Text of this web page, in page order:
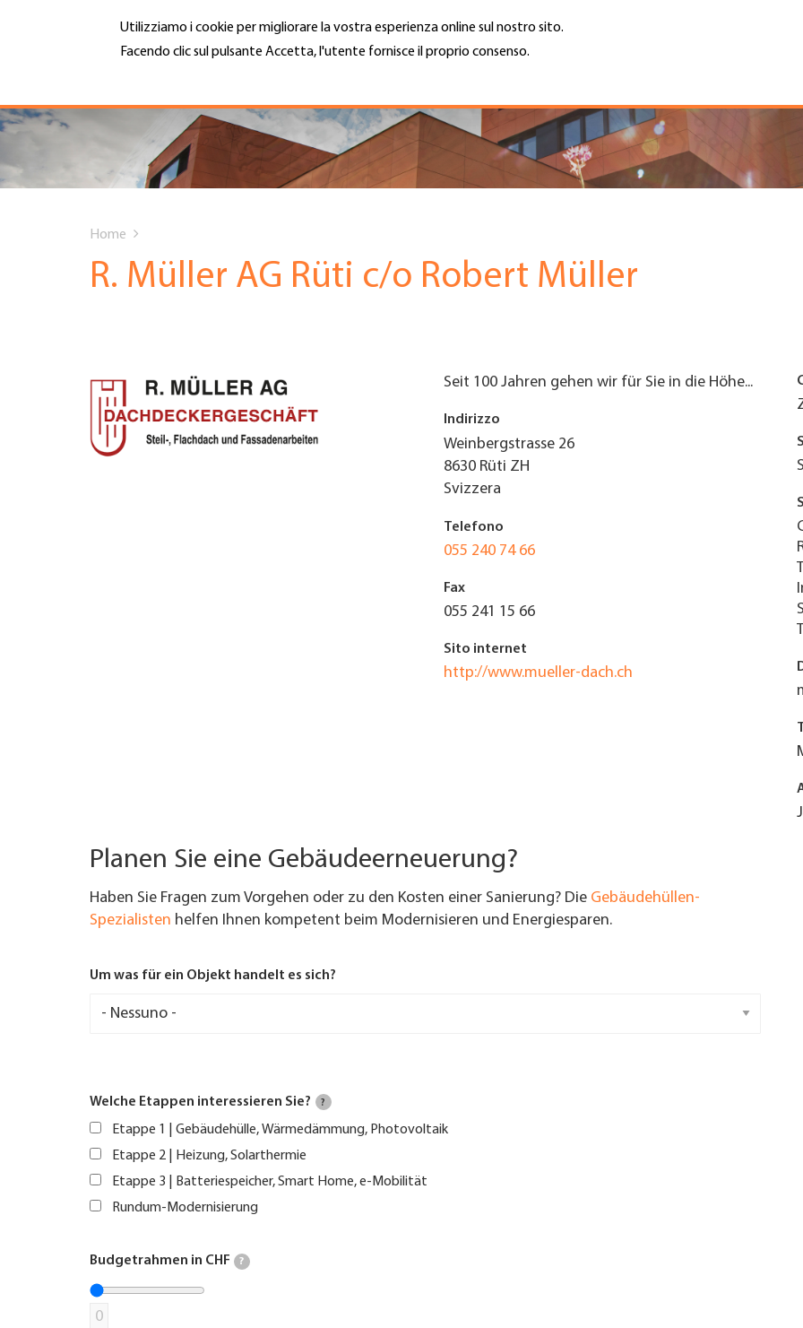
Utilizziamo i cookie per migliorare la vostra esperienza online sul nostro sito.
Facendo clic sul pulsante Accetta, l'utente fornisce il proprio consenso.
Hauptnavigation
CHI SIAMO
SERVIZI
CARRIERA E LAVORO
TROVARE AZIENDA
MENU Cerca
Top
Menu
are
Home
R. Müller AG Rüti c/o Robert Müller
Seit 100 Jahren gehen wir für Sie in die Höhe...
Indirizzo
Weinbergstrasse 26
8630 Rüti ZH
Svizzera
Telefono
055 240 74 66
Fax
055 241 15 66
Sito internet
http://www.mueller-dach.ch
Planen Sie eine Gebäudeerneuerung?
Haben Sie Fragen zum Vorgehen oder zu den Kosten einer Sanierung? Die Gebäudehüllen-
Spezialisten helfen Ihnen kompetent beim Modernisieren und Energiesparen.
Um was für ein Objekt handelt es sich?
Welche Etappen interessieren Sie? ?
Etappe 1 | Gebäudehülle, Wärmedämmung, Photovoltaik
Etappe 2 | Heizung, Solarthermie
Etappe 3 | Batteriespeicher, Smart Home, e-Mobilität
Rundum-Modernisierung
Budgetrahmen in CHF ?
0